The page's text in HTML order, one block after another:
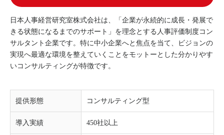
日本人事経営研究室株式会社は、「企業が永続的に成長・発展で
きる状態になるまでのサポート」を理念とする人事評価制度コン
サルタント企業です。特に中小企業へと焦点を当て、ビジョンの
実現へ最適な環境を整えていくことをモットーとした分かりやす
いコンサルティングが特徴です。
提供形態 コンサルティング型
導入実績 450社以上